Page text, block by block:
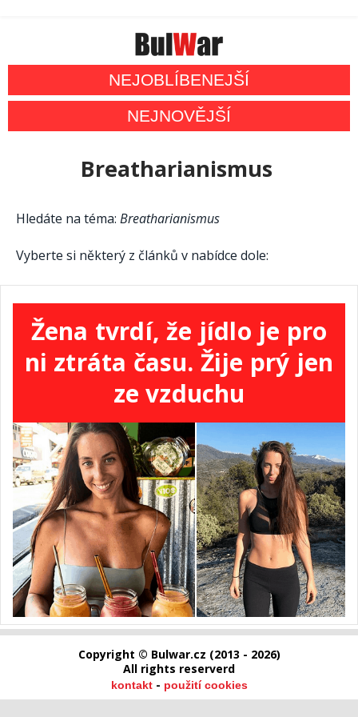
NEJOBLÍBENEJŠÍ
NEJNOVĚJŠÍ
Breatharianismus
Hledáte na téma: Breatharianismus
Vyberte si některý z článků v nabídce dole:
Žena tvrdí, že jídlo je pro
ni ztráta času. Žije prý jen
ze vzduchu
Copyright © Bulwar.cz (2013 - 2026)
All rights reserverd
kontakt- použití cookies